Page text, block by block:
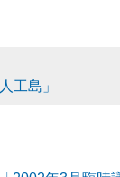
工島」